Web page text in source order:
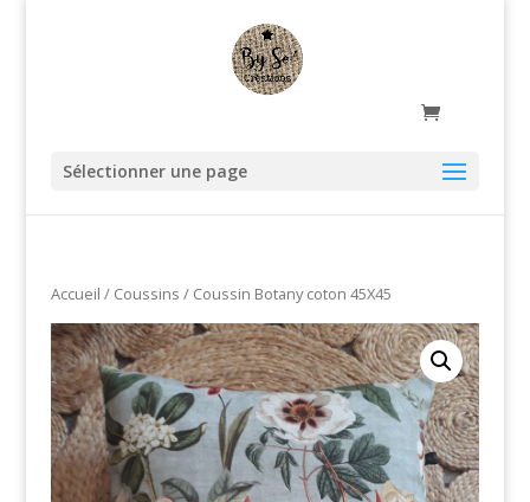
Sélectionner une page
Accueil / Coussins / Coussin Botany coton 45X45